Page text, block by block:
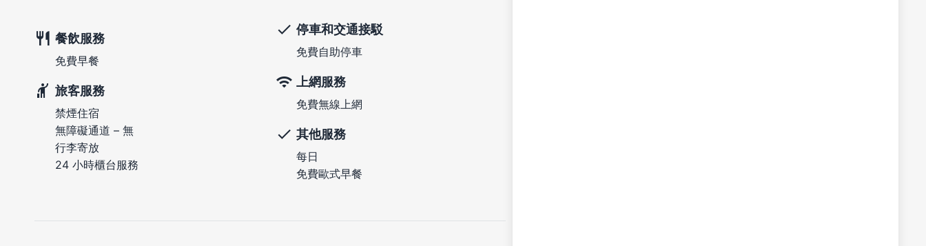
餐飲服務
免費早餐
旅客服務
禁煙住宿
無障礙通道 – 無
行李寄放
24 小時櫃台服務
停車和交通接駁
免費自助停車
上網服務
免費無線上網
其他服務
每日
免費歐式早餐